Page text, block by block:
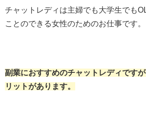
チャットレディは主婦でも大学生でも
ことのできる女性のためのお仕事です。
副業におすすめのチャットレディです
リットがあります。